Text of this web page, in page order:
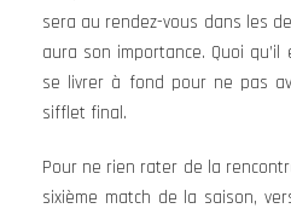
sera au rendez-vous dans les
aura son importance. Quoi
se livrer à fond pour ne pas
sifflet final.
Pour ne rien rater de la
sixième match de la saison,